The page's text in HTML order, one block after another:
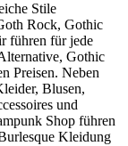
Stile
Rock, Gothic
führen für jede
Gothic
Preisen. Neben
Blusen,
und
Shop führen
Kleidung